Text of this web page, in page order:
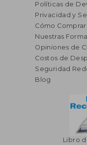
Políticas de
Privacidad y
Cómo Comprar
Nuestras
Opiniones de
Costos de
Seguridad
Blog
Libro